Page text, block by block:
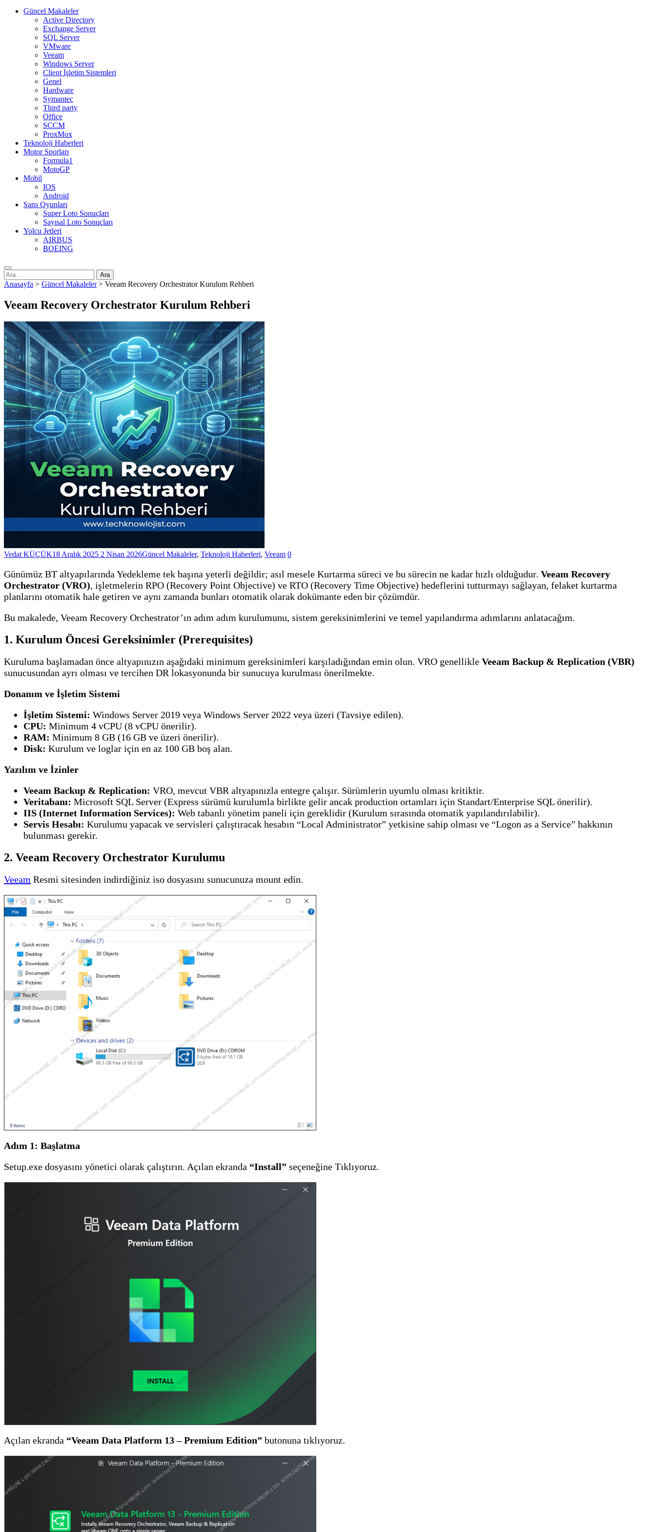
Güncel Makaleler
Active Directory
Exchange Server
SQL Server
VMware
Veeam
Windows Server
Client İşletim Sistemleri
Genel
Hardware
Symantec
Third party
Office
SCCM
ProxMox
Teknoloji Haberleri
Motor Sporları
Formula1
MotoGP
Mobil
IOS
Android
Şans Oyunları
Super Loto Sonuçları
Sayısal Loto Sonuçları
Yolcu Jetleri
AIRBUS
BOEING
Arama:
Anasayfa > Güncel Makaleler> Veeam Recovery Orchestrator Kurulum Rehberi
Veeam Recovery Orchestrator Kurulum Rehberi
Vedat KÜÇÜK18 Aralık 2025 2 Nisan 2026Güncel Makaleler, Teknoloji Haberleri, Veeam 0
Günümüz BT altyapılarında Yedekleme tek başına yeterli değildir; asıl mesele Kurtarma süreci ve bu sürecin ne kadar hızlı olduğudur. Veeam Recovery
Orchestrator (VRO), işletmelerin RPO (Recovery Point Objective) ve RTO (Recovery Time Objective) hedeflerini tutturmayı sağlayan, felaket kurtarma
planlarını otomatik hale getiren ve aynı zamanda bunları otomatik olarak dokümante eden bir çözümdür.
Bu makalede, Veeam Recovery Orchestrator’ın adım adım kurulumunu, sistem gereksinimlerini ve temel yapılandırma adımlarını anlatacağım.
1. Kurulum Öncesi Gereksinimler (Prerequisites)
Kuruluma başlamadan önce altyapınızın aşağıdaki minimum gereksinimleri karşıladığından emin olun. VRO genellikle Veeam Backup & Replication (VBR)
sunucusundan ayrı olması ve tercihen DR lokasyonunda bir sunucuya kurulması önerilmekte.
Donanım ve İşletim Sistemi
İşletim Sistemi: Windows Server 2019 veya Windows Server 2022 veya üzeri (Tavsiye edilen).
CPU: Minimum 4 vCPU (8 vCPU önerilir).
RAM: Minimum 8 GB (16 GB ve üzeri önerilir).
Disk: Kurulum ve loglar için en az 100 GB boş alan.
Yazılım ve İzinler
Veeam Backup & Replication: VRO, mevcut VBR altyapınızla entegre çalışır. Sürümlerin uyumlu olması kritiktir.
Veritabanı: Microsoft SQL Server (Express sürümü kurulumla birlikte gelir ancak production ortamları için Standart/Enterprise SQL önerilir).
IIS (Internet Information Services): Web tabanlı yönetim paneli için gereklidir (Kurulum sırasında otomatik yapılandırılabilir).
Servis Hesabı: Kurulumu yapacak ve servisleri çalıştıracak hesabın “Local Administrator” yetkisine sahip olması ve “Logon as a Service” hakkının
bulunması gerekir.
2. Veeam Recovery Orchestrator Kurulumu
Veeam Resmi sitesinden indirdiğiniz iso dosyasını sunucunuza mount edin.
Adım 1: Başlatma
Setup.exe dosyasını yönetici olarak çalıştırın. Açılan ekranda “Install” seçeneğine Tıklıyoruz.
Açılan ekranda “Veeam Data Platform 13 – Premium Edition” butonuna tıklıyoruz.